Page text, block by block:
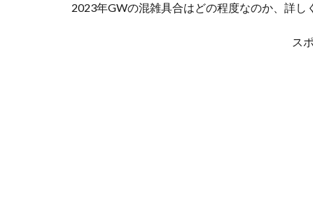
2023年GWの混雑具合はどの程度なのか、詳し
ス